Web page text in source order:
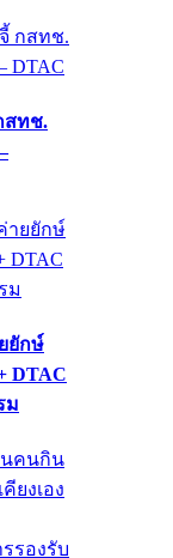
สทช.
ยักษ์
DTAC
ม